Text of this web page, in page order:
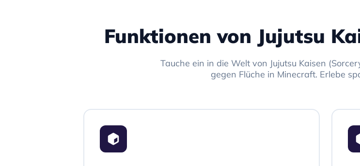
Funktionen von Jujutsu
Tauche ein in die Welt von Jujutsu Kaisen
gegen Flüche in Minecraft. Erlebe